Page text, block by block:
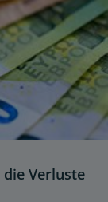
die Verluste